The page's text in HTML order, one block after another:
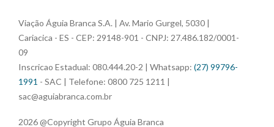
Viação Águia Branca S.A. | Av. Mario Gurgel, 5030 |
Cariacica - ES - CEP: 29148-901 - CNPJ: 27.486.182/0001-
09
Inscricao Estadual: 080.444.20-2 | Whatsapp: (27) 99796-
1991 - SAC | Telefone: 0800 725 1211 |
sac@aguiabranca.com.br
2026 @Copyright Grupo Águia Branca